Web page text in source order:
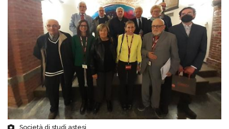
Società di studi astesi